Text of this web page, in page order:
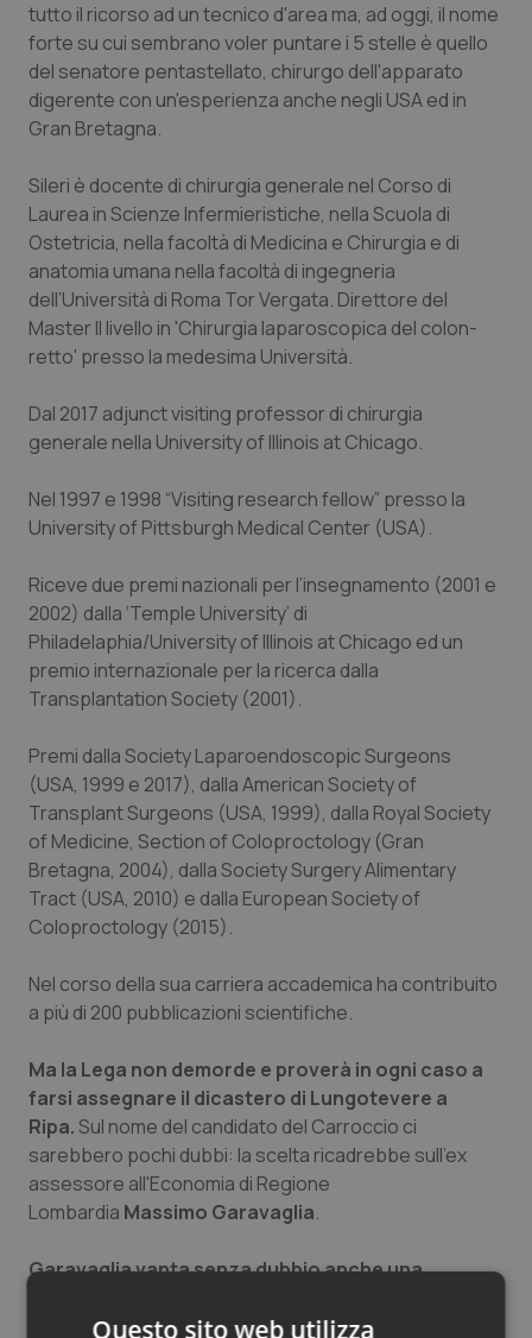
Sardegna
Sicilia
Umbria
Valle D’Aosta
Veneto
Malattia di Crohn & Rettocolite Ulcerosa
Neuroscienze & patologie neurodegenerative
Oftalmologia
Oncodermatologia
Oncoematologia
Oncologia & Nutrizione
Quotidiano Cardiologia
Quotidiano Chirurgia
Quotidiano Oncologia
Quotidiano Pediatria
Rene & patologie urogenitali
Salute orale & impianti
Sangue & coagulazione
Tumore al seno
Tumore ovarico
Tumori del Polmone & Testa Collo
Tumori gastrointestinali
Ulcera & Reflusso
Vaccini
tutto il ricorso ad un tecnico d'area ma, ad oggi, il nome
forte su cui sembrano voler puntare i 5 stelle è quello
del senatore pentastellato, chirurgo dell'apparato
digerente con un'esperienza anche negli USA ed in
Gran Bretagna.
Sileri è docente di chirurgia generale nel Corso di
Laurea in Scienze Infermieristiche, nella Scuola di
Ostetricia, nella facoltà di Medicina e Chirurgia e di
anatomia umana nella facoltà di ingegneria
dell’Università di Roma Tor Vergata. Direttore del
Master II livello in 'Chirurgia laparoscopica del colon-
retto' presso la medesima Università.
Dal 2017 adjunct visiting professor di chirurgia
generale nella University of Illinois at Chicago.
Nel 1997 e 1998 “Visiting research fellow” presso la
University of Pittsburgh Medical Center (USA).
Riceve due premi nazionali per l’insegnamento (2001 e
2002) dalla ‘Temple University’ di
Philadelaphia/University of Illinois at Chicago ed un
premio internazionale per la ricerca dalla
Transplantation Society (2001).
Premi dalla Society Laparoendoscopic Surgeons
(USA, 1999 e 2017), dalla American Society of
Transplant Surgeons (USA, 1999), dalla Royal Society
of Medicine, Section of Coloproctology (Gran
Bretagna, 2004), dalla Society Surgery Alimentary
Tract (USA, 2010) e dalla European Society of
Coloproctology (2015).
Nel corso della sua carriera accademica ha contribuito
a più di 200 pubblicazioni scientifiche.
Ma la Lega non demorde e proverà in ogni caso a
farsi assegnare il dicastero di Lungotevere a
Ripa.Sul nome del candidato del Carroccio ci
sarebbero pochi dubbi: la scelta ricadrebbe sull'ex
assessore all'Economia di Regione
Lombardia Massimo Garavaglia.
Garavaglia vanta senza dubbio anche una
che è stato per anni il coordinatore del Comitato
Questo sito web utilizza